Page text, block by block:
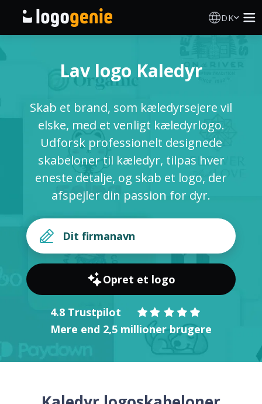
DK
AI logogenerator
Logoidéer
Trykte produkter
LOG IND
Lav logo Kaledyr
Skab et brand, som kæledyrsejere vil
elske, med et venligt kæledyrlogo.
Udforsk professionelt designede
skabeloner til kæledyr, tilpas hver
eneste detalje, og skab et logo, der
afspejler din passion for dyr.
Opret et logo
4.8 Trustpilot
Mere end 2,5 millioner brugere